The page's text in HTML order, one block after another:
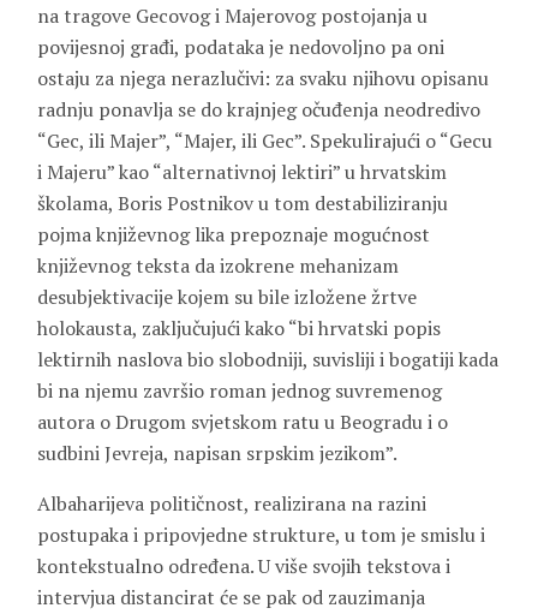
na tragove Gecovog i Majerovog postojanja u
povijesnoj građi, podataka je nedovoljno pa oni
ostaju za njega nerazlučivi: za svaku njihovu opisanu
radnju ponavlja se do krajnjeg očuđenja neodredivo
“Gec, ili Majer”, “Majer, ili Gec”. Spekulirajući o “Gecu
i Majeru” kao “alternativnoj lektiri” u hrvatskim
školama, Boris Postnikov u tom destabiliziranju
pojma književnog lika prepoznaje mogućnost
književnog teksta da izokrene mehanizam
desubjektivacije kojem su bile izložene žrtve
holokausta, zaključujući kako “bi hrvatski popis
lektirnih naslova bio slobodniji, suvisliji i bogatiji kada
bi na njemu završio roman jednog suvremenog
autora o Drugom svjetskom ratu u Beogradu i o
sudbini Jevreja, napisan srpskim jezikom”.
Albaharijeva političnost, realizirana na razini
postupaka i pripovjedne strukture, u tom je smislu i
kontekstualno određena. U više svojih tekstova i
intervjua distancirat će se pak od zauzimanja